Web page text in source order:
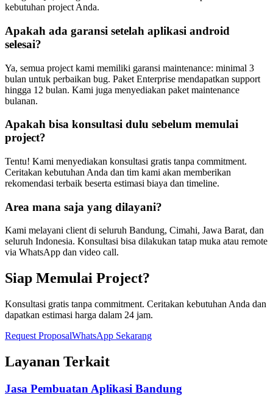
kebutuhan project Anda.
Apakah ada garansi setelah aplikasi android
selesai?
Ya, semua project kami memiliki garansi maintenance: minimal 3
bulan untuk perbaikan bug. Paket Enterprise mendapatkan support
hingga 12 bulan. Kami juga menyediakan paket maintenance
bulanan.
Apakah bisa konsultasi dulu sebelum memulai
project?
Tentu! Kami menyediakan konsultasi gratis tanpa commitment.
Ceritakan kebutuhan Anda dan tim kami akan memberikan
rekomendasi terbaik beserta estimasi biaya dan timeline.
Area mana saja yang dilayani?
Kami melayani client di seluruh Bandung, Cimahi, Jawa Barat, dan
seluruh Indonesia. Konsultasi bisa dilakukan tatap muka atau remote
via WhatsApp dan video call.
Siap Memulai Project?
Konsultasi gratis tanpa commitment. Ceritakan kebutuhan Anda dan
dapatkan estimasi harga dalam 24 jam.
Request ProposalWhatsApp Sekarang
Layanan Terkait
Jasa Pembuatan Aplikasi Bandung